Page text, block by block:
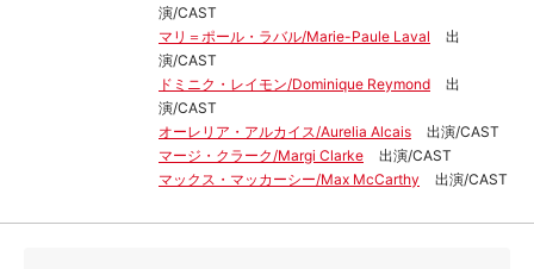
演/CAST
マリ＝ポール・ラバル/Marie-Paule Laval
出
演/CAST
ドミニク・レイモン/Dominique Reymond
出
演/CAST
オーレリア・アルカイス/Aurelia Alcais
出演/CAST
マージ・クラーク/Margi Clarke
出演/CAST
マックス・マッカーシー/Max McCarthy
出演/CAST